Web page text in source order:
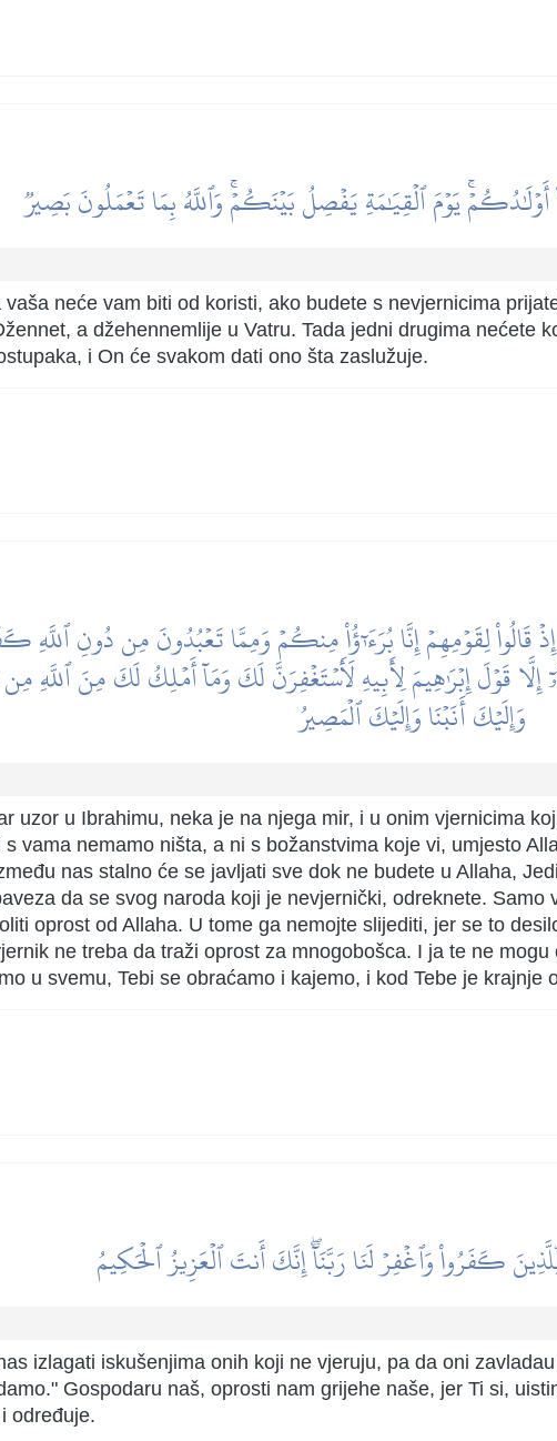
يَوۡمَ ٱلۡقِيَٰمَةِ يَفۡصِلُ بَيۡنَكُمۡۚ وَٱللَّهُ بِمَا تَعۡمَلُونَ بَصِيرٞ
neće vam biti od koristi, ako budete s nevjernicima
a džehennemlije u Vatru. Tada jedni drugima nećete
i On će svakom dati ono šta zaslužuje.
لِقَوۡمِهِمۡ إِنَّا بُرَءَٰٓؤُاْ مِنكُمۡ وَمِمَّا تَعۡبُدُونَ مِن دُونِ ٱللَّهِ
إِلَّا قَوۡلَ إِبۡرَٰهِيمَ لِأَبِيهِ لَأَسۡتَغۡفِرَنَّ لَكَ وَمَآ أَمۡلِكُ لَكَ مِنَ ٱللَّهِ
وَإِلَيۡكَ أَنَبۡنَا وَإِلَيۡكَ ٱلۡمَصِيرُ
uzor u Ibrahimu, neka je na njega mir, i u onim vjernicima
vama nemamo ništa, a ni s božanstvima koje vi, umjesto
nas stalno će se javljati sve dok ne budete u Allaha,
da se svog naroda koji je nevjernički, odreknete.
oprost od Allaha. U tome ga nemojte slijediti, jer se to
ne treba da traži oprost za mnogobošca. I ja te ne
u svemu, Tebi se obraćamo i kajemo, i kod Tebe je krajnje
كَفَرُواْ وَٱغۡفِرۡ لَنَا رَبَّنَآۖ إِنَّكَ أَنتَ ٱلۡعَزِيزُ ٱلۡحَكِيمُ
izlagati iskušenjima onih koji ne vjeruju, pa da oni
Gospodaru naš, oprosti nam grijehe naše, jer Ti si,
određuje.